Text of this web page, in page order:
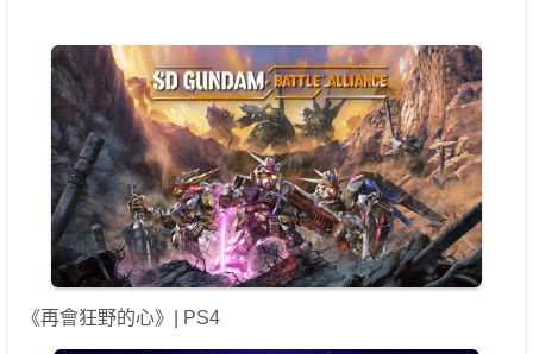
《再會狂野的心》| PS4